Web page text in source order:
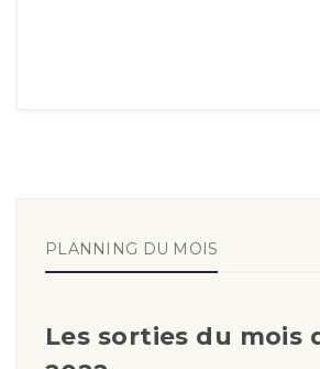
PLANNING DU MOIS
Les sorties du mois